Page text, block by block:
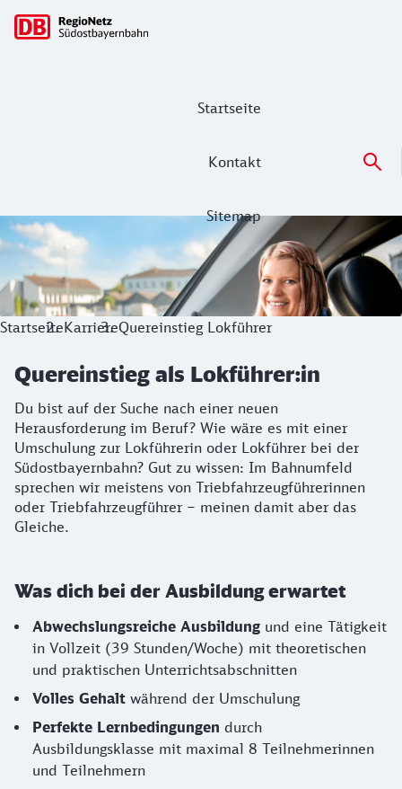
Startseite
Kontakt
Sitemap
Hauptnavigation
Quereinstieg als Lokführer:in
Du bist auf der Suche nach einer neuen Herausforderung
StartseiteKarriereQuereinstieg Lokführer
Quereinstieg als Lokführer:in
Du bist auf der Suche nach einer neuen
Herausforderung im Beruf? Wie wäre es mit einer
Umschulung zur Lokführerin oder Lokführer bei der
Südostbayernbahn? Gut zu wissen: Im Bahnumfeld
sprechen wir meistens von Triebfahrzeugführerinnen
oder Triebfahrzeugführer – meinen damit aber das
Gleiche.
Was dich bei der Ausbildung erwartet
Abwechslungsreiche Ausbildung und eine Tätigkeit
in Vollzeit (39 Stunden/Woche) mit theoretischen
und praktischen Unterrichtsabschnitten
Volles Gehalt während der Umschulung
Perfekte Lernbedingungen durch
Ausbildungsklasse mit maximal 8 Teilnehmerinnen
und Teilnehmern